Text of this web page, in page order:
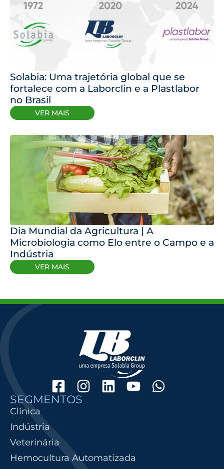
Solabia: Uma trajetória global que se
fortalece com a Laborclin e a Plastlabor
no Brasil
VER MAIS
Dia Mundial da Agricultura | A
Microbiologia como Elo entre o Campo e a
Indústria
VER MAIS
SEGMENTOS
Clínica
Indústria
Veterinária
Hemocultura Automatizada